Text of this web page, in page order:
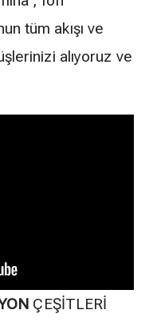
tüm akışı ve
alıyoruz ve
ÇEŞİTLERİ